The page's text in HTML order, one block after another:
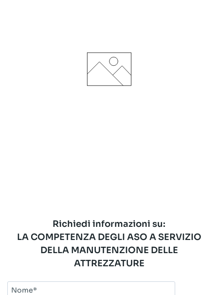
Richiedi informazioni su:
LA COMPETENZA DEGLI ASO A SERVIZIO
DELLA MANUTENZIONE DELLE
ATTREZZATURE
Nome*